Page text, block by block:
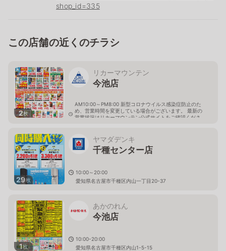
shop_id=335
この店舗の近くのチラシ
2枚
リカーマウンテン
今池店
AM10:00～PM8:00 新型コロナウイルス感染症防止のた
め、営業時間を変更している場合がございます。 最新の
営業状況はリカーマウンテン公式サイトをご確認くださ
29枚
ヤマダデンキ
千種センター店
10:00～20:00
愛知県名古屋市千種区内山一丁目20-37
1枚
あかのれん
今池店
10:00-20:00
愛知県名古屋市千種区内山1-5-15